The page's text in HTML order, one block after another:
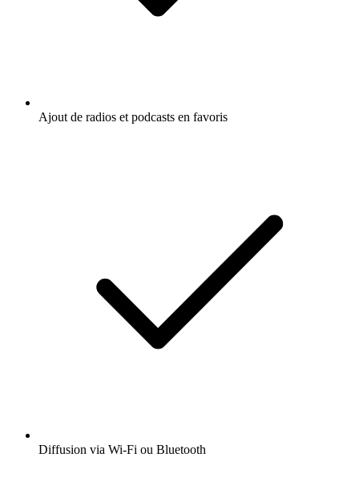
Ajout de radios et podcasts en favoris
Diffusion via Wi-Fi ou Bluetooth